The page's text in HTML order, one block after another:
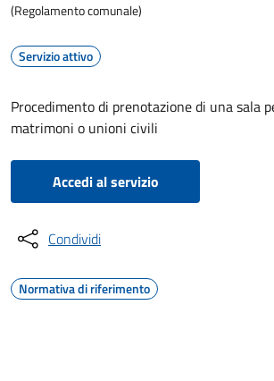
(Regolamento comunale)
Servizio attivo
Procedimento di prenotazione di una sala
matrimoni o unioni civili
Accedi al servizio
Condividi
Normativa di riferimento